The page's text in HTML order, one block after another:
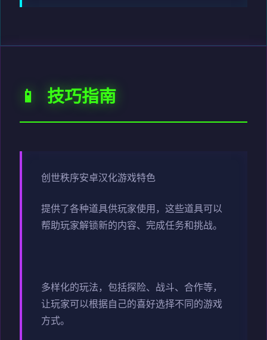
📱 技巧指南
创世秩序安卓汉化游戏特色
提供了各种道具供玩家使用，这些道具可以
帮助玩家解锁新的内容、完成任务和挑战。
多样化的玩法，包括探险、战斗、合作等，
让玩家可以根据自己的喜好选择不同的游戏
方式。